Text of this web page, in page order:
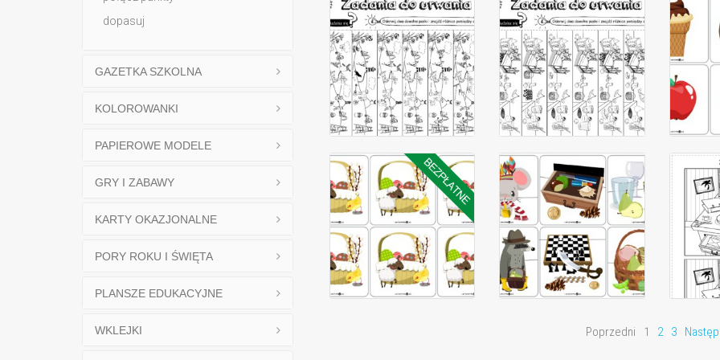
Poprzedni 1 2 3
dopasuj
GAZETKA SZKOLNA
KOLOROWANKI
PAPIEROWE MODELE
GRY I ZABAWY
KARTY OKAZJONALNE
PORY ROKU I ŚWIĘTA
PLANSZE EDUKACYJNE
WKLEJKI